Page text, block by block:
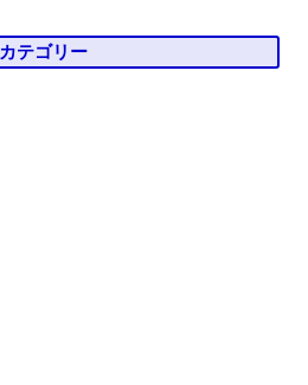
カテゴリー